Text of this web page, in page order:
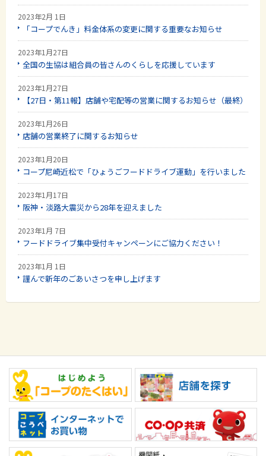
2023年2月 1日
「コープでんき」料金体系の変更に関する重要なお知らせ
2023年1月27日
全国の生協は組合員の皆さんのくらしを応援しています
2023年1月27日
【27日・第11報】店舗や宅配等の営業に関するお知らせ（最終）
2023年1月26日
店舗の営業終了に関するお知らせ
2023年1月20日
コープ尼崎近松で「ひょうごフードドライブ運動」を行いました
2023年1月17日
阪神・淡路大震災から28年を迎えました
2023年1月 7日
フードドライブ集中受付キャンペーンにご協力ください！
2023年1月 1日
謹んで新年のごあいさつを申し上げます